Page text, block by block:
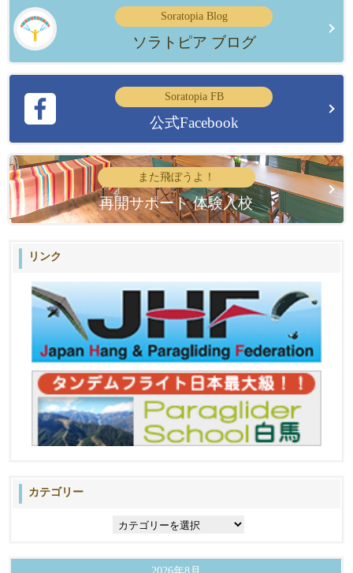
Soratopia Blog
ソラトピア ブログ
Soratopia FB
公式Facebook
また飛ぼうよ！
再開サポート 体験入校
リンク
カテゴリー